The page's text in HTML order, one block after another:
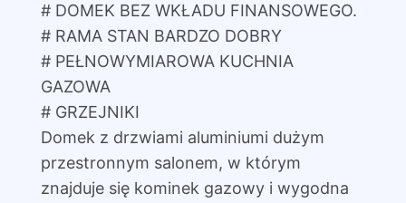
# DOMEK BEZ WKŁADU FINANSOWEGO.
# RAMA STAN BARDZO DOBRY
# PEŁNOWYMIAROWA KUCHNIA
GAZOWA
# GRZEJNIKI
Domek z drzwiami aluminiumi dużym
przestronnym salonem, w którym
znajduje się kominek gazowy i wygodna